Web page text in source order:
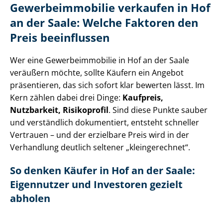
Ge­wer­be­im­mo­bi­lie verkaufen in Hof
an der Saale: Welche Faktoren den
Preis beeinflussen
Wer eine Ge­wer­be­im­mo­bi­lie in Hof an der Saale
veräußern möchte, sollte Käufern ein Angebot
präsentieren, das sich sofort klar bewerten lässt. Im
Kern zählen dabei drei Dinge: Kaufpreis,
Nutzbarkeit, Risikoprofil. Sind diese Punkte sauber
und verständlich dokumentiert, entsteht schneller
Vertrauen – und der erzielbare Preis wird in der
Verhandlung deutlich seltener „kleingerechnet“.
So denken Käufer in Hof an der Saale:
Eigennutzer und Investoren gezielt
abholen